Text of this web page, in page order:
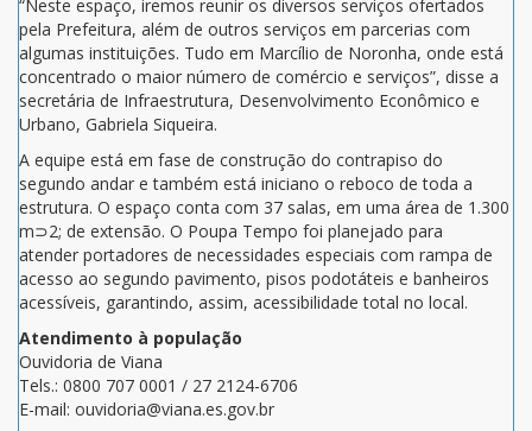
“Neste espaço, iremos reunir os diversos serviços ofertados
pela Prefeitura, além de outros serviços em parcerias com
algumas instituições. Tudo em Marcílio de Noronha, onde está
concentrado o maior número de comércio e serviços”, disse a
secretária de Infraestrutura, Desenvolvimento Econômico e
Urbano, Gabriela Siqueira.
A equipe está em fase de construção do contrapiso do
segundo andar e também está iniciano o reboco de toda a
estrutura. O espaço conta com 37 salas, em uma área de 1.300
m⊃2; de extensão. O Poupa Tempo foi planejado para
atender portadores de necessidades especiais com rampa de
acesso ao segundo pavimento, pisos podotáteis e banheiros
acessíveis, garantindo, assim, acessibilidade total no local.
Atendimento à população
Ouvidoria de Viana
Tels.: 0800 707 0001 / 27 2124-6706
E-mail: ouvidoria@viana.es.gov.br